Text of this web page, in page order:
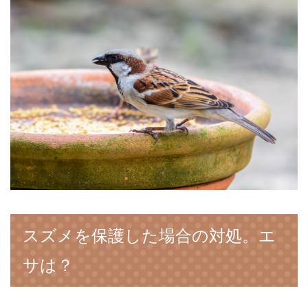
スズメを保護した場合の対処。エ
サは？